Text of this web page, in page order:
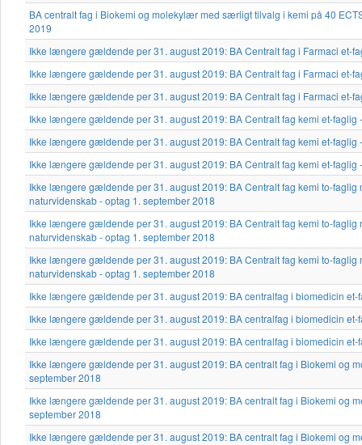
BA centralt fag i Biokemi og molekylær med særligt tilvalg i kemi på 40
2019
Ikke længere gældende per 31. august 2019: BA Centralt fag i Farmaci et-
Ikke længere gældende per 31. august 2019: BA Centralt fag i Farmaci et-
Ikke længere gældende per 31. august 2019: BA Centralt fag i Farmaci et-
Ikke længere gældende per 31. august 2019: BA Centralt fag kemi et-faglig
Ikke længere gældende per 31. august 2019: BA Centralt fag kemi et-faglig
Ikke længere gældende per 31. august 2019: BA Centralt fag kemi et-faglig
Ikke længere gældende per 31. august 2019: BA Centralt fag kemi to-faglig
naturvidenskab - optag 1. september 2018
Ikke længere gældende per 31. august 2019: BA Centralt fag kemi to-faglig
naturvidenskab - optag 1. september 2018
Ikke længere gældende per 31. august 2019: BA Centralt fag kemi to-faglig
naturvidenskab - optag 1. september 2018
Ikke længere gældende per 31. august 2019: BA centralfag i biomedicin et-
Ikke længere gældende per 31. august 2019: BA centralfag i biomedicin et-
Ikke længere gældende per 31. august 2019: BA centralfag i biomedicin et-
Ikke længere gældende per 31. august 2019: BA centralt fag i Biokemi og
september 2018
Ikke længere gældende per 31. august 2019: BA centralt fag i Biokemi og
september 2018
Ikke længere gældende per 31. august 2019: BA centralt fag i Biokemi og